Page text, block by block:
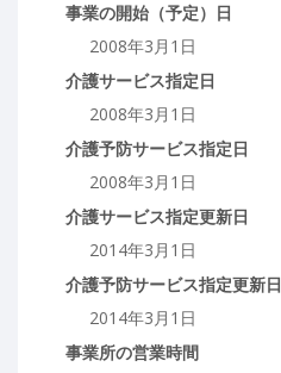
事業の開始（予定）日
2008年3月1日
介護サービス指定日
2008年3月1日
介護予防サービス指定日
2008年3月1日
介護サービス指定更新日
2014年3月1日
介護予防サービス指定更新日
2014年3月1日
事業所の営業時間